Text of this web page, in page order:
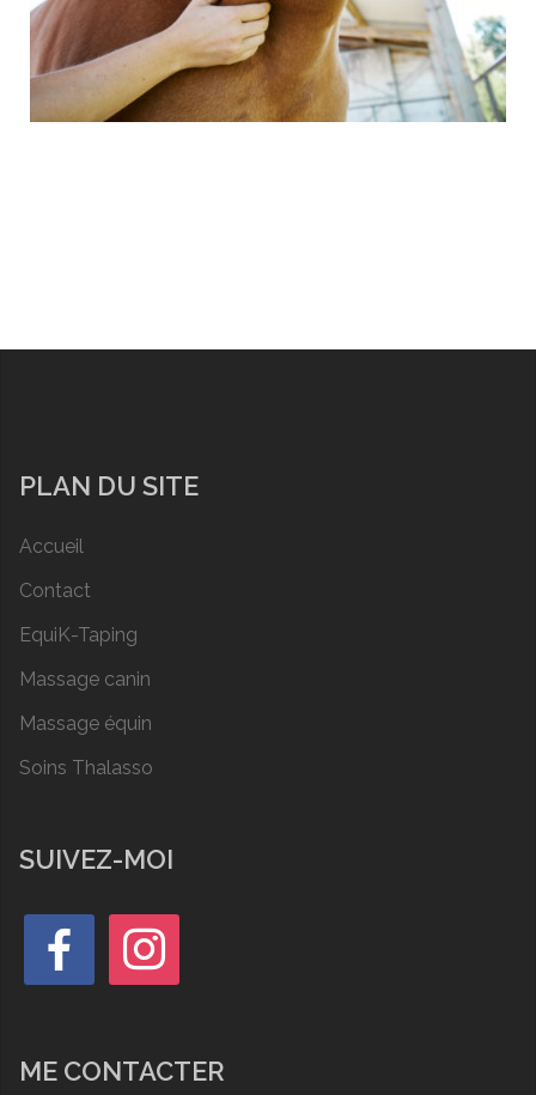
PLAN DU SITE
Accueil
Contact
EquiK-Taping
Massage canin
Massage équin
Soins Thalasso
SUIVEZ-MOI
ME CONTACTER